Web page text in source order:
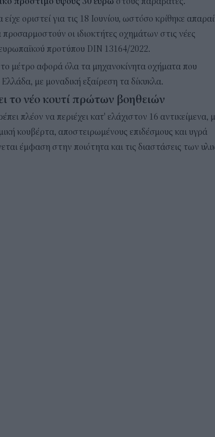
οριστεί για τις 18 Ιουνίου, ωστόσο κρίθηκε
οι ιδιοκτήτες οχημάτων στις νέες
προτύπου DIN 13164/2022.
μέτρο αφορά όλα τα μηχανοκίνητα οχήματα που
με μοναδική εξαίρεση τα δίκυκλα.
το νέο κουτί πρώτων βοηθειών
πλέον να περιέχει κατ' ελάχιστον 16 αντικείμενα,
κουβέρτα, αποστειρωμένους επιδέσμους και υγρά
έμφαση στην ποιότητα και τις διαστάσεις των